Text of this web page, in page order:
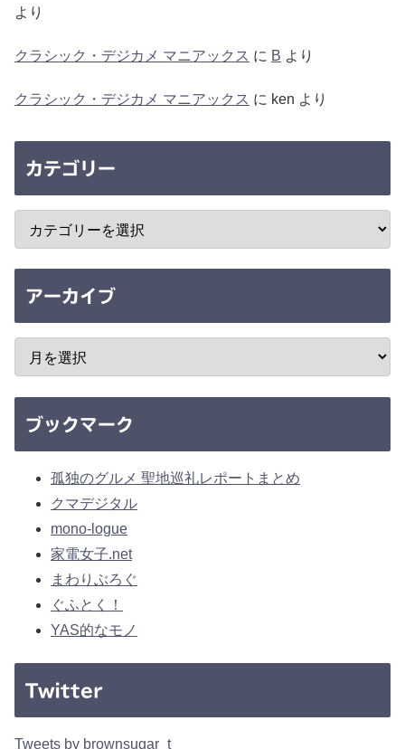
より
クラシック・デジカメ マニアックス に B より
クラシック・デジカメ マニアックス に ken より
カテゴリー
アーカイブ
ブックマーク
孤独のグルメ 聖地巡礼レポートまとめ
クマデジタル
mono-logue
家電女子.net
まわりぶろぐ
ぐふとく！
YAS的なモノ
Twitter
Tweets by brownsugar_t